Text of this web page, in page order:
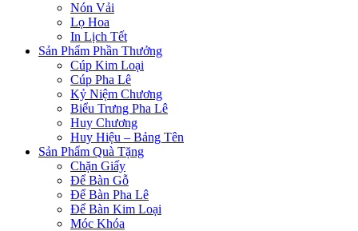
Nón Vải
Lọ Hoa
In Lịch Tết
Sản Phẩm Phần Thưởng
Cúp Kim Loại
Cúp Pha Lê
Kỷ Niệm Chương
Biểu Trưng Pha Lê
Huy Chương
Huy Hiệu – Bảng Tên
Sản Phẩm Quà Tặng
Chặn Giấy
Để Bàn Gỗ
Để Bàn Pha Lê
Để Bàn Kim Loại
Móc Khóa